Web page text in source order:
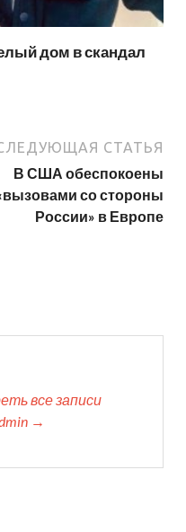
дом в скандал
СТАТЬЯ
В США обеспокоены
со стороны
России» в Европе
все записи
→